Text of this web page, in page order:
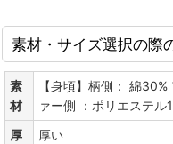
素材・サイズ選択の際
素
材
【身頃】柄側： 綿
ァー側 ：ポリエステル
厚
厚い